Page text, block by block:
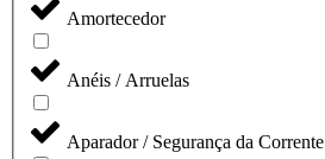
Amortecedor
Anéis / Arruelas
Aparador / Segurança da Corrente